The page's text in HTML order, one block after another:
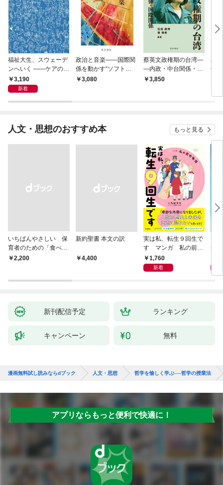
福祉大生、スウェーデ
ンへいく ――ケアのそ
の先へ――15人が見た
民主主義の景色――
3,190
新着
政治と音楽――国際関
係を動かす“ソフトパ
ワー”
3,080
蔡英文政権期の台湾―
―内政・中台関係・国
際関係――
3,850
楽
代
人文・思想のおすすめ本 もっと見る
いちばんやさしい 保
育者のための「食べな
い子」サポートＢＯＯ
￥2,200
新約聖書 本文の訳
￥4,400
実は私、転生９回生で
す マンガ 私の前世
物語1,760
新着
が
新刊配信予定 ランキング
キャンペーン 無料
漫画無料試し読みならdブック 人文・思想 哲学を愉しく学ぶ──哲学の授業法
アプリならもっと便利で快適に！